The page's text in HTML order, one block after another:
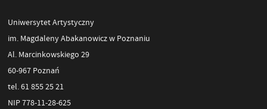
Uniwersytet Artystyczny
im. Magdaleny Abakanowicz w Poznaniu
Al. Marcinkowskiego 29
60-967 Poznań
tel. 61 855 25 21
NIP 778-11-28-625